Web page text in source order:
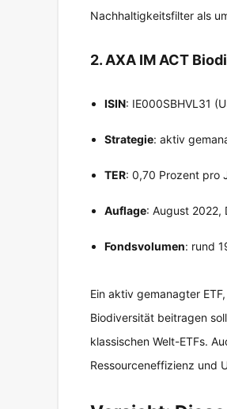
Nachhaltigkeitsfilter als
2. AXA IM ACT
ISIN: IE000SBHVL31
Strategie: aktiv
TER: 0,70 Prozent pro
Auflage: August 2022,
Fondsvolumen: rund
Ein aktiv gemanagter
Biodiversität beitragen
klassischen Welt-ETFs.
Ressourceneffizienz und